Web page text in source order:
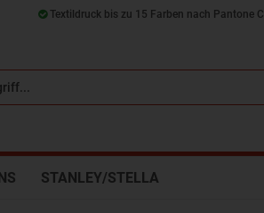
Textildruck bis zu 15 Farben nach Pantone C
STANLEY/STELLA